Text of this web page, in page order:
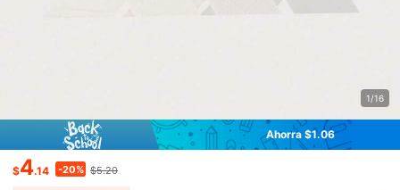
1/16
Ahorra $1.06
$4.14 -20% $5.20